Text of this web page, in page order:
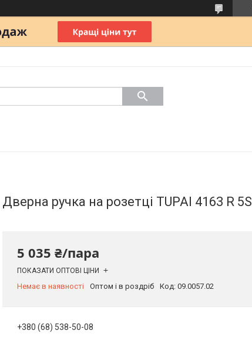
Дверна ручка на розетці TUPAI 4163 R
5 035 ₴/пара
ПОКАЗАТИ ОПТОВІ ЦІНИ
Немає в наявності Оптом і в роздріб Код: 09.0057.02
+380 (68) 538-50-08